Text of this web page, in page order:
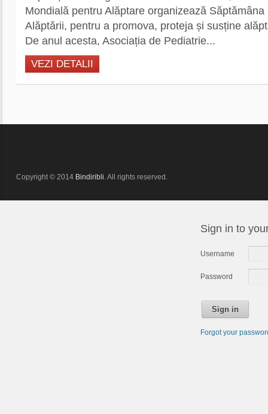
Mondială pentru Alăptare organizează
Alăptării, pentru a promova, proteja și susține
De anul acesta, Asociația de Pediatrie...
VEZI DETALII
Copyright © 2014 Bindiribli. All rights reserved.
Sign in to
Username
Password
Sign in
Forgot your